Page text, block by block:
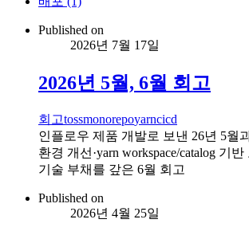
Published on
2026년 7월 17일
2026년 5월, 6월 회고
회고tossmonorepoyarncicd
인플로우 제품 개발로 보낸 26년 5월
환경 개선·yarn workspace/catalog 기
기술 부채를 갚은 6월 회고
Published on
2026년 4월 25일